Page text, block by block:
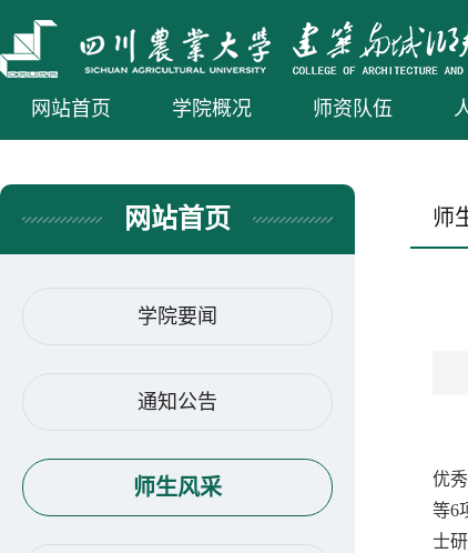
网站首页 学院概况 师资队伍
网站首页
学院要闻
通知公告
师生风采
师
优
等6
士研